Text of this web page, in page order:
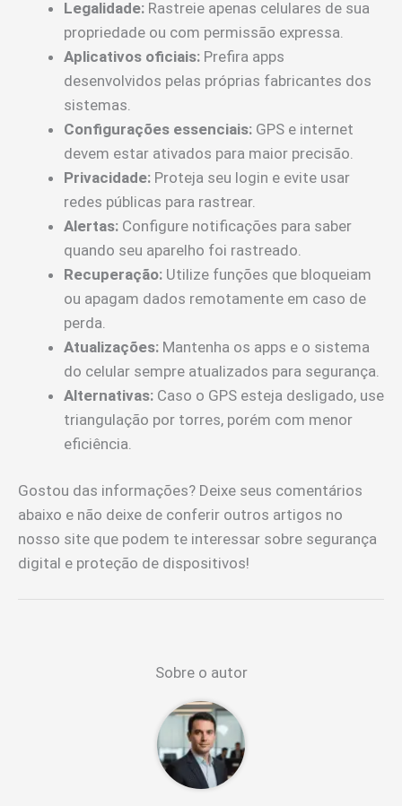
Legalidade: Rastreie apenas celulares de sua
propriedade ou com permissão expressa.
Aplicativos oficiais: Prefira apps
desenvolvidos pelas próprias fabricantes dos
sistemas.
Configurações essenciais: GPS e internet
devem estar ativados para maior precisão.
Privacidade: Proteja seu login e evite usar
redes públicas para rastrear.
Alertas: Configure notificações para saber
quando seu aparelho foi rastreado.
Recuperação: Utilize funções que bloqueiam
ou apagam dados remotamente em caso de
perda.
Atualizações: Mantenha os apps e o sistema
do celular sempre atualizados para segurança.
Alternativas: Caso o GPS esteja desligado, use
triangulação por torres, porém com menor
eficiência.
Gostou das informações? Deixe seus comentários
abaixo e não deixe de conferir outros artigos no
nosso site que podem te interessar sobre segurança
digital e proteção de dispositivos!
Sobre o autor